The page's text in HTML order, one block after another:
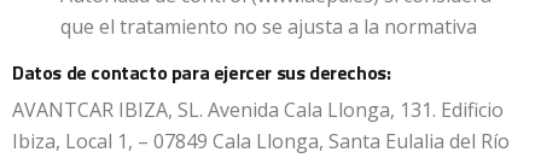
que el tratamiento no se ajusta a la normativa
Datos de contacto para ejercer sus derechos:
AVANTCAR IBIZA, SL. Avenida Cala Llonga, 131. Edificio
Ibiza, Local 1, – 07849 Cala Llonga, Santa Eulalia del Río